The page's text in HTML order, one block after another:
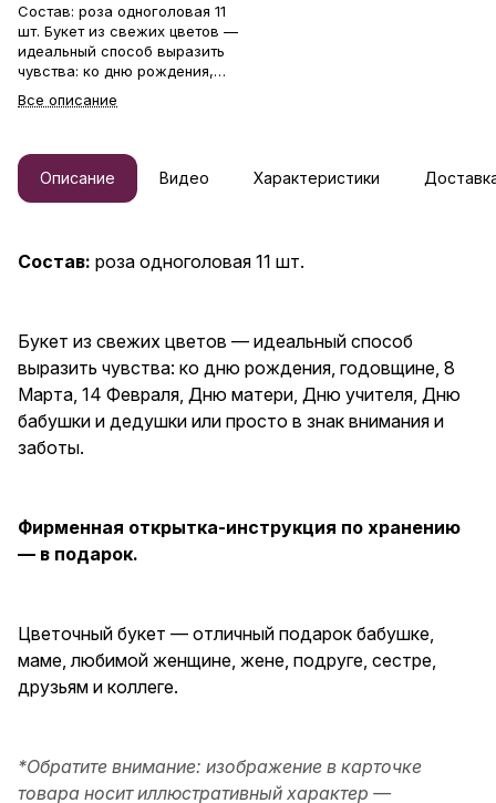
Состав: роза одноголовая 11
шт. Букет из свежих цветов —
идеальный способ выразить
чувства: ко дню рождения,
Февраля, Дню матери, Дню
дедушки или просто в знак
внимания и заботы. Фирменная
открытка-инструкция по
любимой женщине, жене,
Все описание
Описание Видео Характеристики
Состав: роза одноголовая 11 шт.
Букет из свежих цветов — идеальный способ
выразить чувства: ко дню рождения, годовщине, 8
Марта, 14 Февраля, Дню матери, Дню учителя, Дню
бабушки и дедушки или просто в знак внимания и
заботы.
Фирменная открытка-инструкция по хранению
— в подарок.
Цветочный букет — отличный подарок бабушке,
маме, любимой женщине, жене, подруге, сестре,
друзьям и коллеге.
*Обратите внимание: изображение в карточке
товара носит иллюстративный характер —